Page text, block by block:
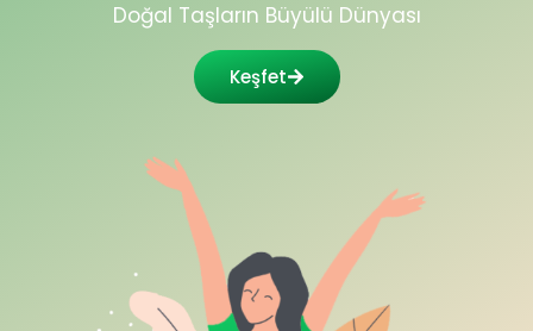
Doğal Taşların Büyülü Dünyası
Keşfet